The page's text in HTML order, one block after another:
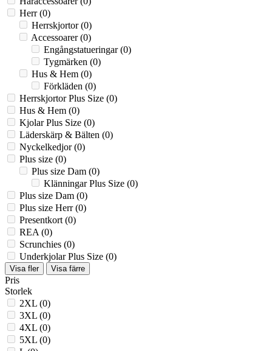
Herr (0)
Herrskjortor (0)
Accessoarer (0)
Engångstatueringar (0)
Tygmärken (0)
Hus & Hem (0)
Förkläden (0)
Herrskjortor Plus Size (0)
Hus & Hem (0)
Kjolar Plus Size (0)
Läderskärp & Bälten (0)
Nyckelkedjor (0)
Plus size (0)
Plus size Dam (0)
Klänningar Plus Size (0)
Plus size Dam (0)
Plus size Herr (0)
Presentkort (0)
REA (0)
Scrunchies (0)
Underkjolar Plus Size (0)
Visa fler Visa färre
Pris
Storlek
2XL (0)
3XL (0)
4XL (0)
5XL (0)